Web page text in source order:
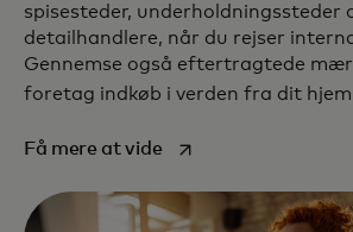
spisesteder, underholdningssteder
detailhandlere, når du rejser
Gennemse også eftertragtede
foretag indkøb i verden fra dit
Få mere at videopens in a new tab